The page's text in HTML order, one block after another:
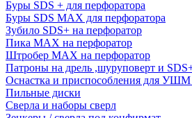
Буры SDS + для перфоратора
Буры SDS MAX для перфоратора
Зубило SDS+ на перфоратор
Пика MAX на перфоратор
Штробер MAX на перфоратор
Патроны на дрель ,шуруповерт и
Оснастка и приспособления для УШМ
Пильные диски
Сверла и наборы сверл